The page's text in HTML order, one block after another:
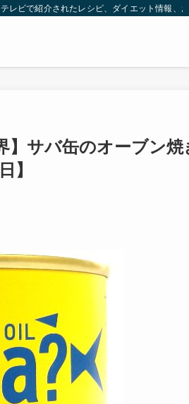
ビで紹介されたレシピ、ダイエット情報、
】サバ缶のオーブン
】